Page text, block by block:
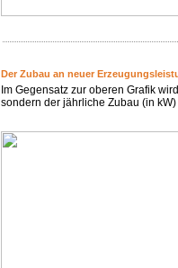
Der Zubau an neuer
Im Gegensatz zur oberen Grafik
sondern der jährliche Zubau (in